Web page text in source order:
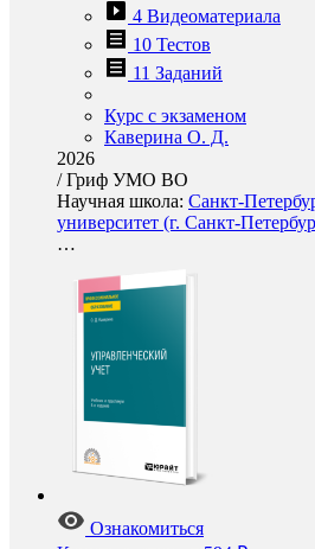
4 Видеоматериала
10 Тестов
11 Заданий
Курс с экзаменом
Каверина О. Д.
2026
/Гриф УМО ВО
Научная школа: Санкт-
университет (г. Санкт-
…
Ознакомиться